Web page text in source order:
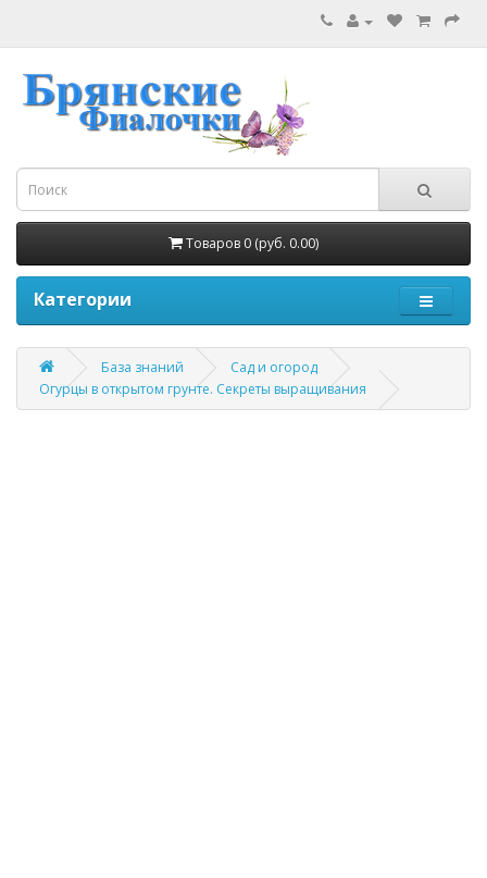
Товаров 0 (руб. 0.00)
Категории
База знаний
Сад и огород
Огурцы в открытом грунте. Секреты выращивания